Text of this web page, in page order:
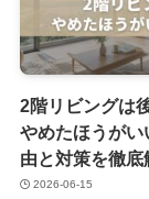
2階リビングは
やめたほうがい
由と対策を徹底
2026-06-15